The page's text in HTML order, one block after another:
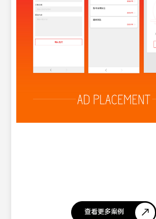
查看更多案例